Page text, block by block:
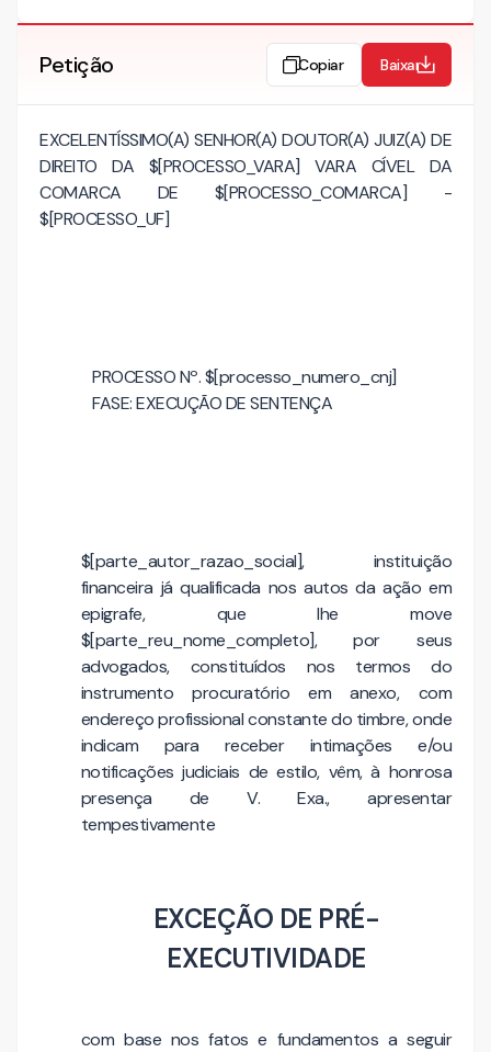
Petição Copiar Baixar
EXCELENTÍSSIMO(A) SENHOR(A) DOUTOR(A) JUIZ(A) DE
DIREITO DA $[PROCESSO_VARA] VARA CÍVEL DA
COMARCA DE $[PROCESSO_COMARCA] -
$[PROCESSO_UF]
PROCESSO Nº. $[processo_numero_cnj]
FASE: EXECUÇÃO DE SENTENÇA
$[parte_autor_razao_social], instituição
financeira já qualificada nos autos da ação em
epigrafe, que lhe move
$[parte_reu_nome_completo], por seus
advogados, constituídos nos termos do
instrumento procuratório em anexo, com
endereço profissional constante do timbre, onde
indicam para receber intimações e/ou
notificações judiciais de estilo, vêm, à honrosa
presença de V. Exa., apresentar
tempestivamente
EXCEÇÃO DE PRÉ-
EXECUTIVIDADE
com base nos fatos e fundamentos a seguir